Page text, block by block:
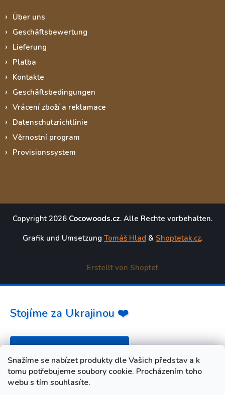
Snažíme se nabízet produkty dle Vašich představ a k
tomu potřebujeme soubory cookie. Procházením toho
webu s tím souhlasíte.
Über uns
Geschäftsbewertung
Lieferung
Platba
Kontakte
Geschäftsbedingungen
Vrácení zboží a reklamace
Datenschutzrichtlinie
Věrnostní program
Provisionssystem
Copyright 2026 Cocowoods.cz. Alle Rechte vorbehalten.
Grafik und Umsetzung Tomáš Hlad & Shoptetak.cz.
Erstellt von Shoptet
Stojíme za Ukrajinou ❤️